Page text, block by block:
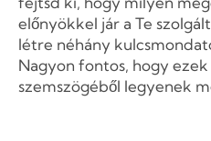
előnyökkel jár a Te
létre néhány
Nagyon fontos, hogy
szemszögéből legyenek